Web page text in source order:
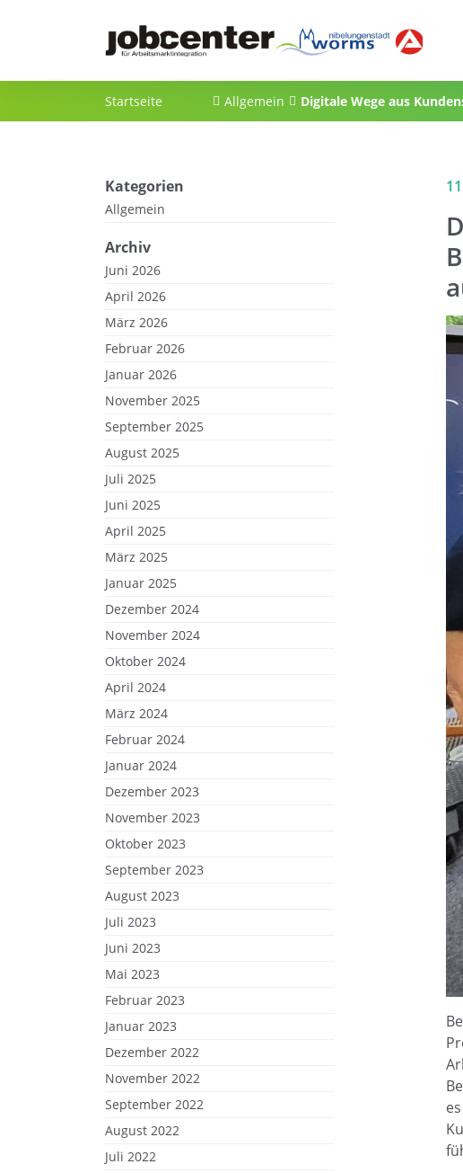
Startseite Allgemein Digitale Wege aus
Kategorien
Allgemein
Archiv
Juni 2026
April 2026
März 2026
Februar 2026
Januar 2026
November 2025
September 2025
August 2025
Juli 2025
Juni 2025
April 2025
März 2025
Januar 2025
Dezember 2024
November 2024
Oktober 2024
April 2024
März 2024
Februar 2024
Januar 2024
Dezember 2023
November 2023
Oktober 2023
September 2023
August 2023
Juli 2023
Juni 2023
Mai 2023
Februar 2023
Januar 2023
Dezember 2022
November 2022
September 2022
August 2022
Juli 2022